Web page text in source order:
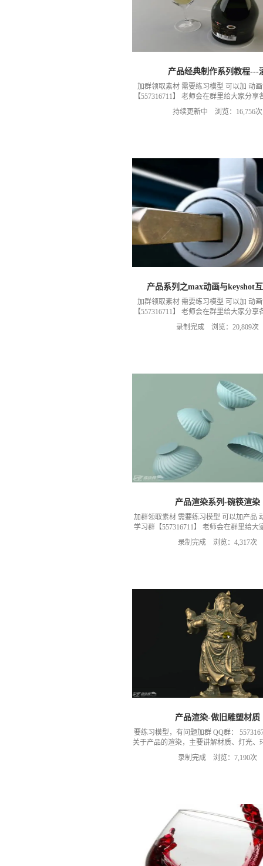
产品经典制作系列教程---
加群领取素材 需要练习模型 可以加 动
【557316711】 老师会在群里给大家分享
题需要交流可以 ，加群 获取练习素材模
以加我们导师的微信，然后进入我们的微
持续更新中 浏览：16,756次
产品系列之max动画与keyshot
加群领取素材 需要练习模型 可以加 动
【557316711】 老师会在群里给大家分享
题需要交流可以 ，加群 获取练习素材模
以加我们导师的微信，然后进入我们的微
录制完成 浏览：20,809次
产品渲染系列-碗筷渲染
加群领取素材 需要练习模型 可以加产品
学习群【557316711】 老师会在群里给大
货有问题需要交流可以 ，加群 获取练习
群：可以加我们导师的微信，然后进入
录制完成 浏览：4,317次
产品渲染-做旧雕塑材质
要练习模型，有问题加群 QQ群：
关于产品的渲染，主要讲解材质、灯光、
还有更多案例。总之关注我们就是对我
群：可以加我们导师的微信，然后进入
录制完成 浏览：7,190次